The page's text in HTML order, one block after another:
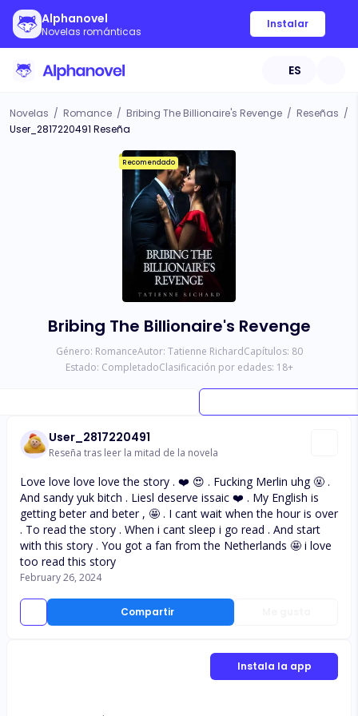
Alphanovel
Novelas románticas
Instalar
ES
Novelas / Romance / Bribing The Billionaire's Revenge / Reseñas /
User_2817220491 Reseña
Recomendado
Bribing The Billionaire's Revenge
Género: RomanceAutor: Tatienne RichardCapítulos: 80
Estado: CompletadoClasificación por edades: 18+
User_2817220491
Reseña tras leer la mitad de la novela
Compartir
Love love love love the story . ❤️ 😍 . Fucking Merlin uhg 🤬 .
And sandy yuk bitch . Liesl deserve issaic ❤️ . My English is
getting beter and beter , 🤩 . I cant wait when the hour is over
. To read the story . When i cant sleep i go read . And start
with this story . You got a fan from the Netherlands 🤩 i love
too read this story
February 26, 2024
Instala la app